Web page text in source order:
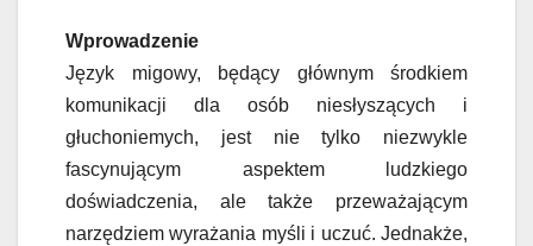
Wprowadzenie
Język migowy, będący głównym środkiem
komunikacji dla osób niesłyszących i
głuchoniemych, jest nie tylko niezwykle
fascynującym aspektem ludzkiego
doświadczenia, ale także przeważającym
narzędziem wyrażania myśli i uczuć. Jednakże,